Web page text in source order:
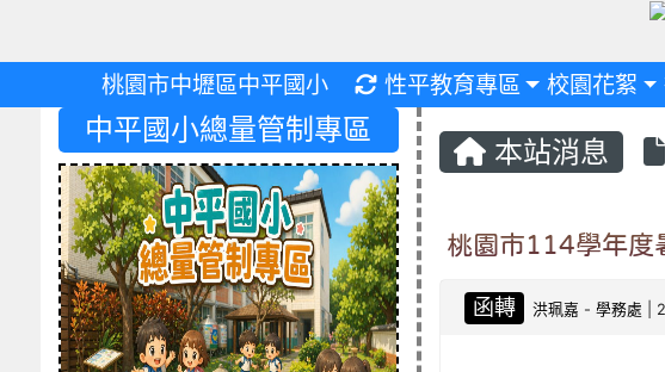
桃園市中壢區中平國小 重新取得佈景設定
性平教育專區 校園花絮
本站消息
桃園市114學年度
函轉 洪珮嘉 -學務處 |
中平國小總量管制專區